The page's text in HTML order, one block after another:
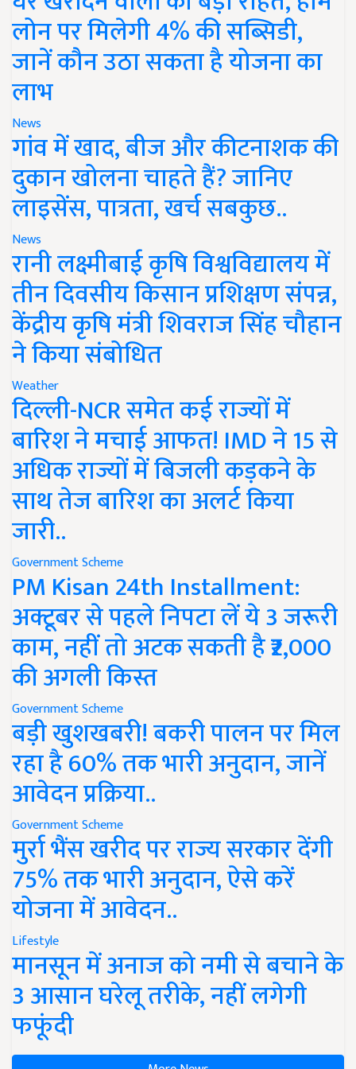
लोन पर मिलेगी 4% की सब्सिडी,
जानें कौन उठा सकता है योजना का
लाभ
News
गांव में खाद, बीज और कीटनाशक की
दुकान खोलना चाहते हैं? जानिए
लाइसेंस, पात्रता, खर्च सबकुछ..
News
रानी लक्ष्मीबाई कृषि विश्वविद्यालय में
तीन दिवसीय किसान प्रशिक्षण संपन्न,
केंद्रीय कृषि मंत्री शिवराज सिंह चौहान
ने किया संबोधित
Weather
दिल्ली-NCR समेत कई राज्यों में
बारिश ने मचाई आफत! IMD ने 15 से
अधिक राज्यों में बिजली कड़कने के
साथ तेज बारिश का अलर्ट किया
जारी..
Government Scheme
PM Kisan 24th Installment:
अक्टूबर से पहले निपटा लें ये 3 जरूरी
काम, नहीं तो अटक सकती है ₹2,000
की अगली किस्त
Government Scheme
बड़ी खुशखबरी! बकरी पालन पर मिल
रहा है 60% तक भारी अनुदान, जानें
आवेदन प्रक्रिया..
Government Scheme
मुर्रा भैंस खरीद पर राज्य सरकार देंगी
75% तक भारी अनुदान, ऐसे करें
योजना में आवेदन..
Lifestyle
मानसून में अनाज को नमी से बचाने के
3 आसान घरेलू तरीके, नहीं लगेगी
फफूंदी